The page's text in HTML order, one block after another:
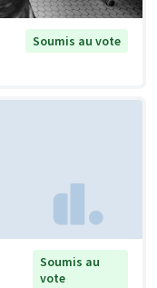
Soumis au vote
Soumis au
vote